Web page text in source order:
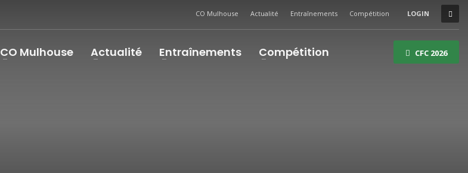
CO Mulhouse Actualité Entraînements Compétition LOGIN
CO Mulhouse Actualité Entraînements Compétition CFC 2026